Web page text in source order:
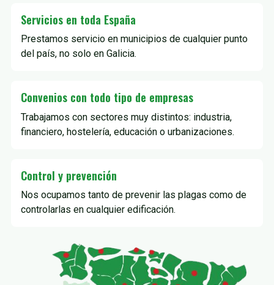
Servicios en toda España
Prestamos servicio en municipios de cualquier punto
del país, no solo en Galicia.
Convenios con todo tipo de empresas
Trabajamos con sectores muy distintos: industria,
financiero, hostelería, educación o urbanizaciones.
Control y prevención
Nos ocupamos tanto de prevenir las plagas como de
controlarlas en cualquier edificación.